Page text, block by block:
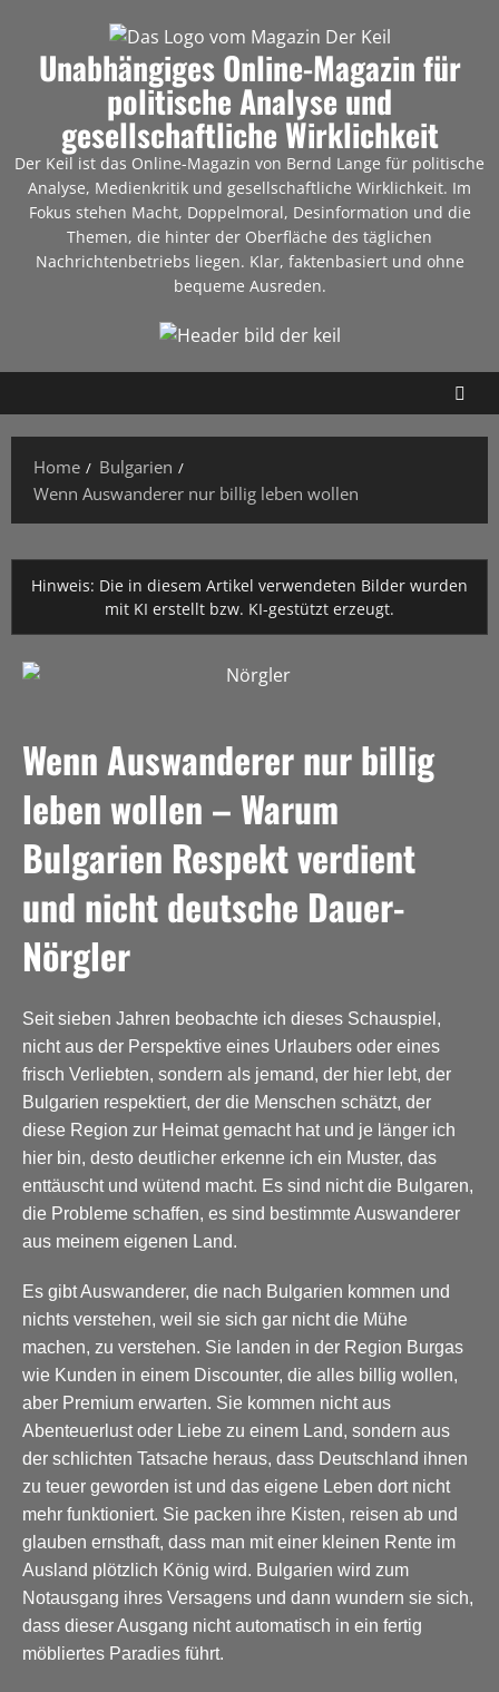
Unabhängiges Online-Magazin für
politische Analyse und
gesellschaftliche Wirklichkeit
Der Keil ist das Online-Magazin von Bernd Lange für politische
Analyse, Medienkritik und gesellschaftliche Wirklichkeit. Im
Fokus stehen Macht, Doppelmoral, Desinformation und die
Themen, die hinter der Oberfläche des täglichen
Nachrichtenbetriebs liegen. Klar, faktenbasiert und ohne
bequeme Ausreden.
Home
Bulgarien
Wenn Auswanderer nur billig leben wollen
Hinweis: Die in diesem Artikel verwendeten Bilder wurden
mit KI erstellt bzw. KI-gestützt erzeugt.
Wenn Auswanderer nur billig
leben wollen – Warum
Bulgarien Respekt verdient
und nicht deutsche Dauer-
Nörgler
Seit sieben Jahren beobachte ich dieses Schauspiel,
nicht aus der Perspektive eines Urlaubers oder eines
frisch Verliebten, sondern als jemand, der hier lebt, der
Bulgarien respektiert, der die Menschen schätzt, der
diese Region zur Heimat gemacht hat und je länger ich
hier bin, desto deutlicher erkenne ich ein Muster, das
enttäuscht und wütend macht. Es sind nicht die Bulgaren,
die Probleme schaffen, es sind bestimmte Auswanderer
aus meinem eigenen Land.
Es gibt Auswanderer, die nach Bulgarien kommen und
nichts verstehen, weil sie sich gar nicht die Mühe
machen, zu verstehen. Sie landen in der Region Burgas
wie Kunden in einem Discounter, die alles billig wollen,
aber Premium erwarten. Sie kommen nicht aus
Abenteuerlust oder Liebe zu einem Land, sondern aus
der schlichten Tatsache heraus, dass Deutschland ihnen
zu teuer geworden ist und das eigene Leben dort nicht
mehr funktioniert. Sie packen ihre Kisten, reisen ab und
glauben ernsthaft, dass man mit einer kleinen Rente im
Ausland plötzlich König wird. Bulgarien wird zum
Notausgang ihres Versagens und dann wundern sie sich,
dass dieser Ausgang nicht automatisch in ein fertig
möbliertes Paradies führt.